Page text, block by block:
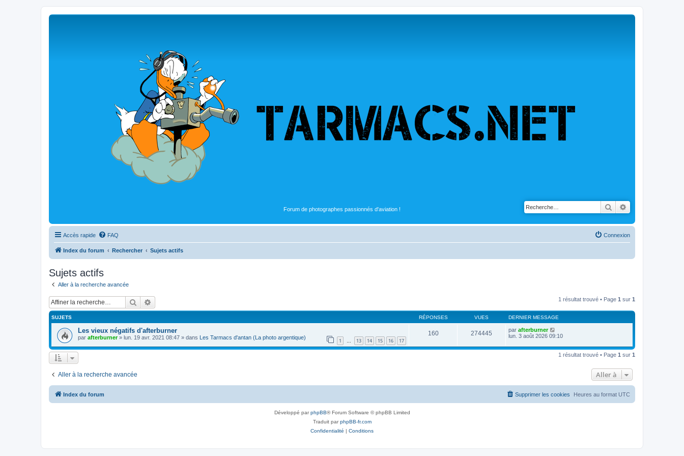
Forum de photographes passionnés d'aviation ! Rechercher
Accès rapide FAQ Connexion
Index du forum Rechercher Sujets actifs
Sujets actifs
Aller à la recherche avancée
Rechercher 1 résultat trouvé • Page 1 sur 1
SUJETS RÉPONSES VUES DERNIER MESSAGE
Les vieux négatifs d'afterburner
par afterburner» lun. 19 avr. 2021 08:47 » dans Les Tarmacs d'antan (La photo argentique) 1 … 13 14 15 16 17
160 274445 par afterburner
lun. 3 août 2026 09:10
1 résultat trouvé • Page 1 sur 1
Aller à la recherche avancée Aller à
Index du forum Heures au format UTC
Supprimer les cookies
Développé parphpBB® Forum Software © phpBB Limited
Traduit parphpBB-fr.com
Confidentialité | Conditions